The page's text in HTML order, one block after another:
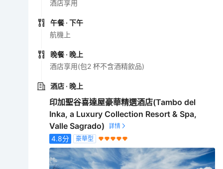
酒店享用
午餐 · 下午
航機上
晚餐 · 晚上
酒店享用(包2 杯不含酒精飲品)
酒店 · 晚上
印加聖谷喜達屋豪華精選酒店(Tambo del
Inka, a Luxury Collection Resort & Spa,
Valle Sagrado)
4.8分 豪華型